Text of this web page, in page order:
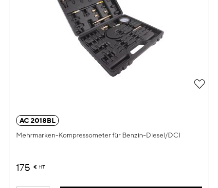
AC 2018BL
Mehrmarken-Kompressometer für Benzin-Diesel/DCI
175 € HT
Zur